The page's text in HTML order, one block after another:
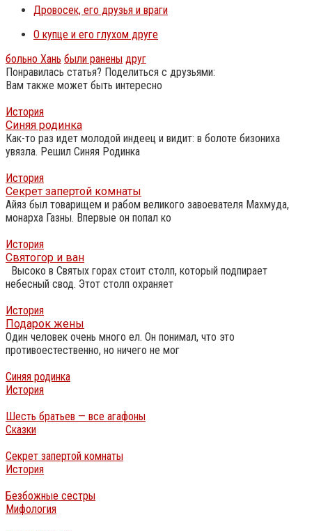
Дровосек, его друзья и враги
О купце и его глухом друге
больно Хань были ранены друг
Понравилась статья? Поделиться с друзьями:
Вам также может быть интересно
История
Синяя родинка
Как-то раз идет молодой индеец и видит: в болоте бизониха
увязла. Решил Синяя Родинка
История
Секрет запертой комнаты
Айяз был товарищем и рабом великого завоевателя Махмуда,
монарха Газны. Впервые он попал ко
История
Святогор и ван
Высоко в Святых горах стоит столп, который подпирает
небесный свод. Этот столп охраняет
История
Подарок жены
Один человек очень много ел. Он понимал, что это
противоестественно, но ничего не мог
Синяя родинка
История
Шесть братьев — все агафоны
Сказки
Секрет запертой комнаты
История
Безбожные сестры
Мифология